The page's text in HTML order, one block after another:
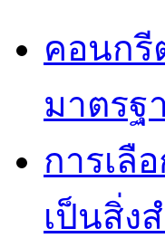
คอนกรี
มาตรฐ
การเลื
เป็นสิ่ง